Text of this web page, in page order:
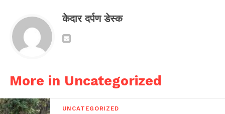
केदार दर्पण डेस्क
More in Uncategorized
UNCATEGORIZED